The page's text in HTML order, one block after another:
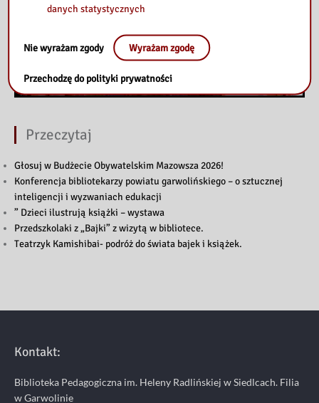
Przeczytaj
Głosuj w Budżecie Obywatelskim Mazowsza 2026!
Konferencja bibliotekarzy powiatu garwolińskiego – o sztucznej
inteligencji i wyzwaniach edukacji
” Dzieci ilustrują książki – wystawa
Przedszkolaki z „Bajki” z wizytą w bibliotece.
Teatrzyk Kamishibai- podróż do świata bajek i książek.
Kontakt:
Biblioteka Pedagogiczna im. Heleny Radlińskiej w Siedlcach. Filia
w Garwolinie
danych statystycznych
Nie wyrażam zgody Wyrażam zgodę
Przechodzę do polityki prywatności